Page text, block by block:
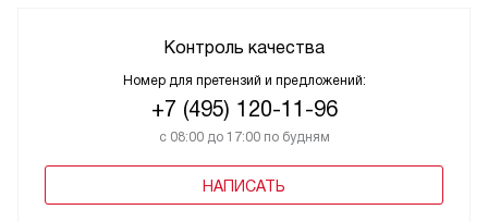
Контроль качества
Номер для претензий и предложений:
+7 (495) 120-11-96
с 08:00 до 17:00 по будням
НАПИСАТЬ